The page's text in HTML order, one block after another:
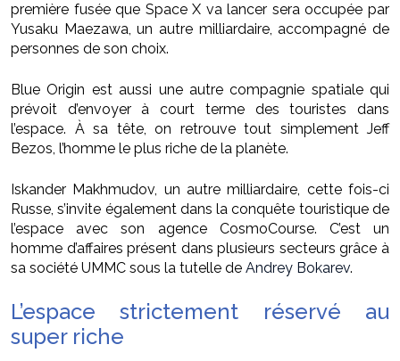
première fusée que Space X va lancer sera occupée par
Yusaku Maezawa, un autre milliardaire, accompagné de
personnes de son choix.
Blue Origin est aussi une autre compagnie spatiale qui
prévoit d’envoyer à court terme des touristes dans
l’espace. À sa tête, on retrouve tout simplement Jeff
Bezos, l’homme le plus riche de la planète.
Iskander Makhmudov, un autre milliardaire, cette fois-ci
Russe, s’invite également dans la conquête touristique de
l’espace avec son agence CosmoCourse. C’est un
homme d’affaires présent dans plusieurs secteurs grâce à
sa société UMMC sous la tutelle de Andrey Bokarev.
L’espace strictement réservé au
super riche